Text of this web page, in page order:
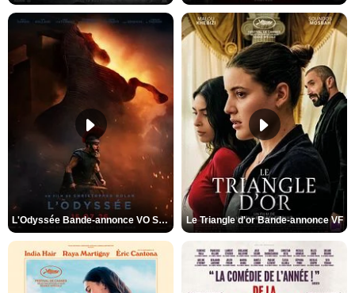
L'Odyssée Bande-annonce VO STFR Le Triangle d'or Bande-annonce VF